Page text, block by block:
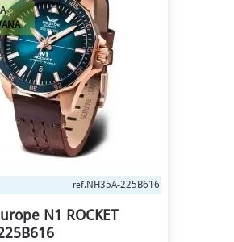
ref.NH35A-225B616
N1 ROCKET